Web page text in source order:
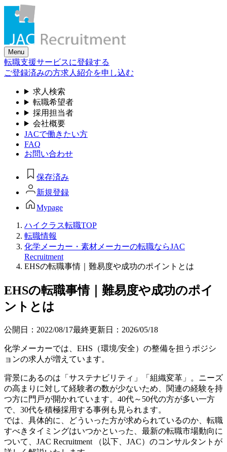
Skip
content
Menu
転職支援サービスに登録する
ご登録済みの方求人紹介を申し込む
求人検索
転職希望者
採用担当者
会社概要
JACで働きたい方
FAQ
お問い合わせ
保存済み
新規登録
Mypage
ハイクラス転職TOP
転職情報
化学メーカー・素材メーカーの転職ならJAC
Recruitment
EHSの転職事情｜難易度や成功のポイントとは
EHSの転職事情｜難易度や成功のポイ
ントとは
公開日： 2022/08/17最終更新日： 2026/05/18
化学メーカーでは、EHS（環境/安全）の整備を担うポジシ
ョンの求人が増えています。
背景にあるのは「サステナビリティ」「組織変革」。ニーズ
の高まりに対して経験者の数が少ないため、関連の経験を持
つ方に門戸が開かれています。40代～50代の方が多い一方
で、30代を積極採用する事例も見られます。
では、具体的に、どういった方が求められているのか、転職
すべきタイミングはいつかといった、最新の転職市場動向に
ついて、JAC Recruitment （以下、JAC）のコンサルタントが